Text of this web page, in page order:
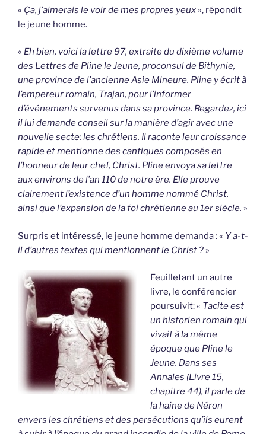
« Ça, j’aimerais le voir de mes propres yeux », répondit
le jeune homme.
« Eh bien, voici la lettre 97, extraite du dixième volume
des Lettres de Pline le Jeune, proconsul de Bithynie,
une province de l’ancienne Asie Mineure. Pline y écrit à
l’empereur romain, Trajan, pour l’informer
d’événements survenus dans sa province. Regardez, ici
il lui demande conseil sur la manière d’agir avec une
nouvelle secte: les chrétiens. Il raconte leur croissance
rapide et mentionne des cantiques composés en
l’honneur de leur chef, Christ. Pline envoya sa lettre
aux environs de l’an 110 de notre ère. Elle prouve
clairement l’existence d’un homme nommé Christ,
ainsi que l’expansion de la foi chrétienne au 1er siècle. »
Surpris et intéressé, le jeune homme demanda : « Y a-t-
il d’autres textes qui mentionnent le Christ ? »
Feuilletant un autre
livre, le conférencier
poursuivit: « Tacite est
un historien romain qui
vivait à la même
époque que Pline le
Jeune. Dans ses
Annales (Livre 15,
chapitre 44), il parle de
la haine de Néron
envers les chrétiens et des persécutions qu’ils eurent